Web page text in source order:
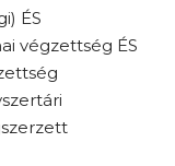
ÉS
végzettség ÉS